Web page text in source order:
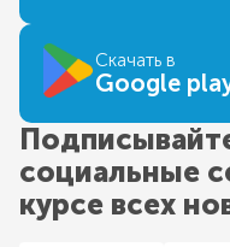
Скачать в
Google
социальные
курсе всех